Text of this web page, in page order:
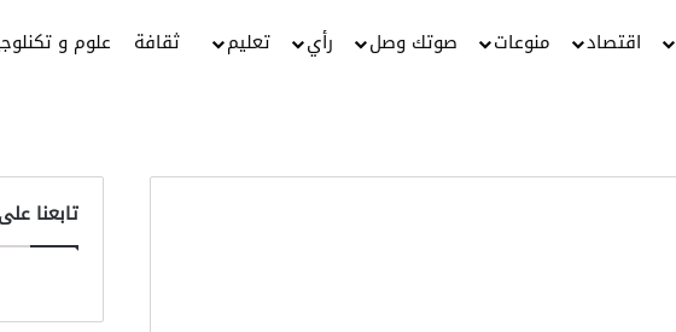
اقتصاد منوعات صوتك وصل رأي تعليم ثقافة علوم و
تابعنا